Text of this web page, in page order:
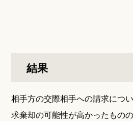
結果
相手方の交際相手への請求につ
求棄却の可能性が高かったもの